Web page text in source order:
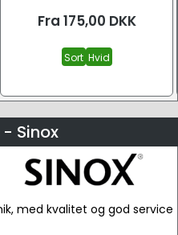
Fra 175,00 DKK
Sort Hvid
Sinox
med kvalitet og god service